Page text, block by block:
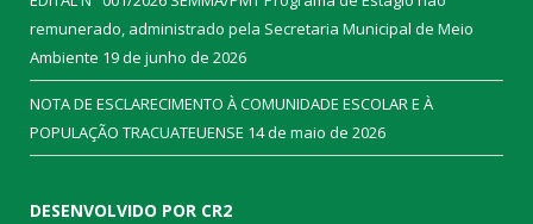
remunerado, administrado pela Secretaria Municipal de Meio
Ambiente 19 de junho de 2026
NOTA DE ESCLARECIMENTO À COMUNIDADE ESCOLAR E À
POPULAÇÃO TRACUATEUENSE 14 de maio de 2026
DESENVOLVIDO POR CR2